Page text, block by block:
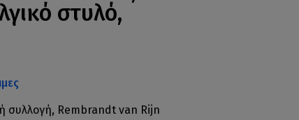
στυλό,
συλλογή, Rembrandt van Rijn